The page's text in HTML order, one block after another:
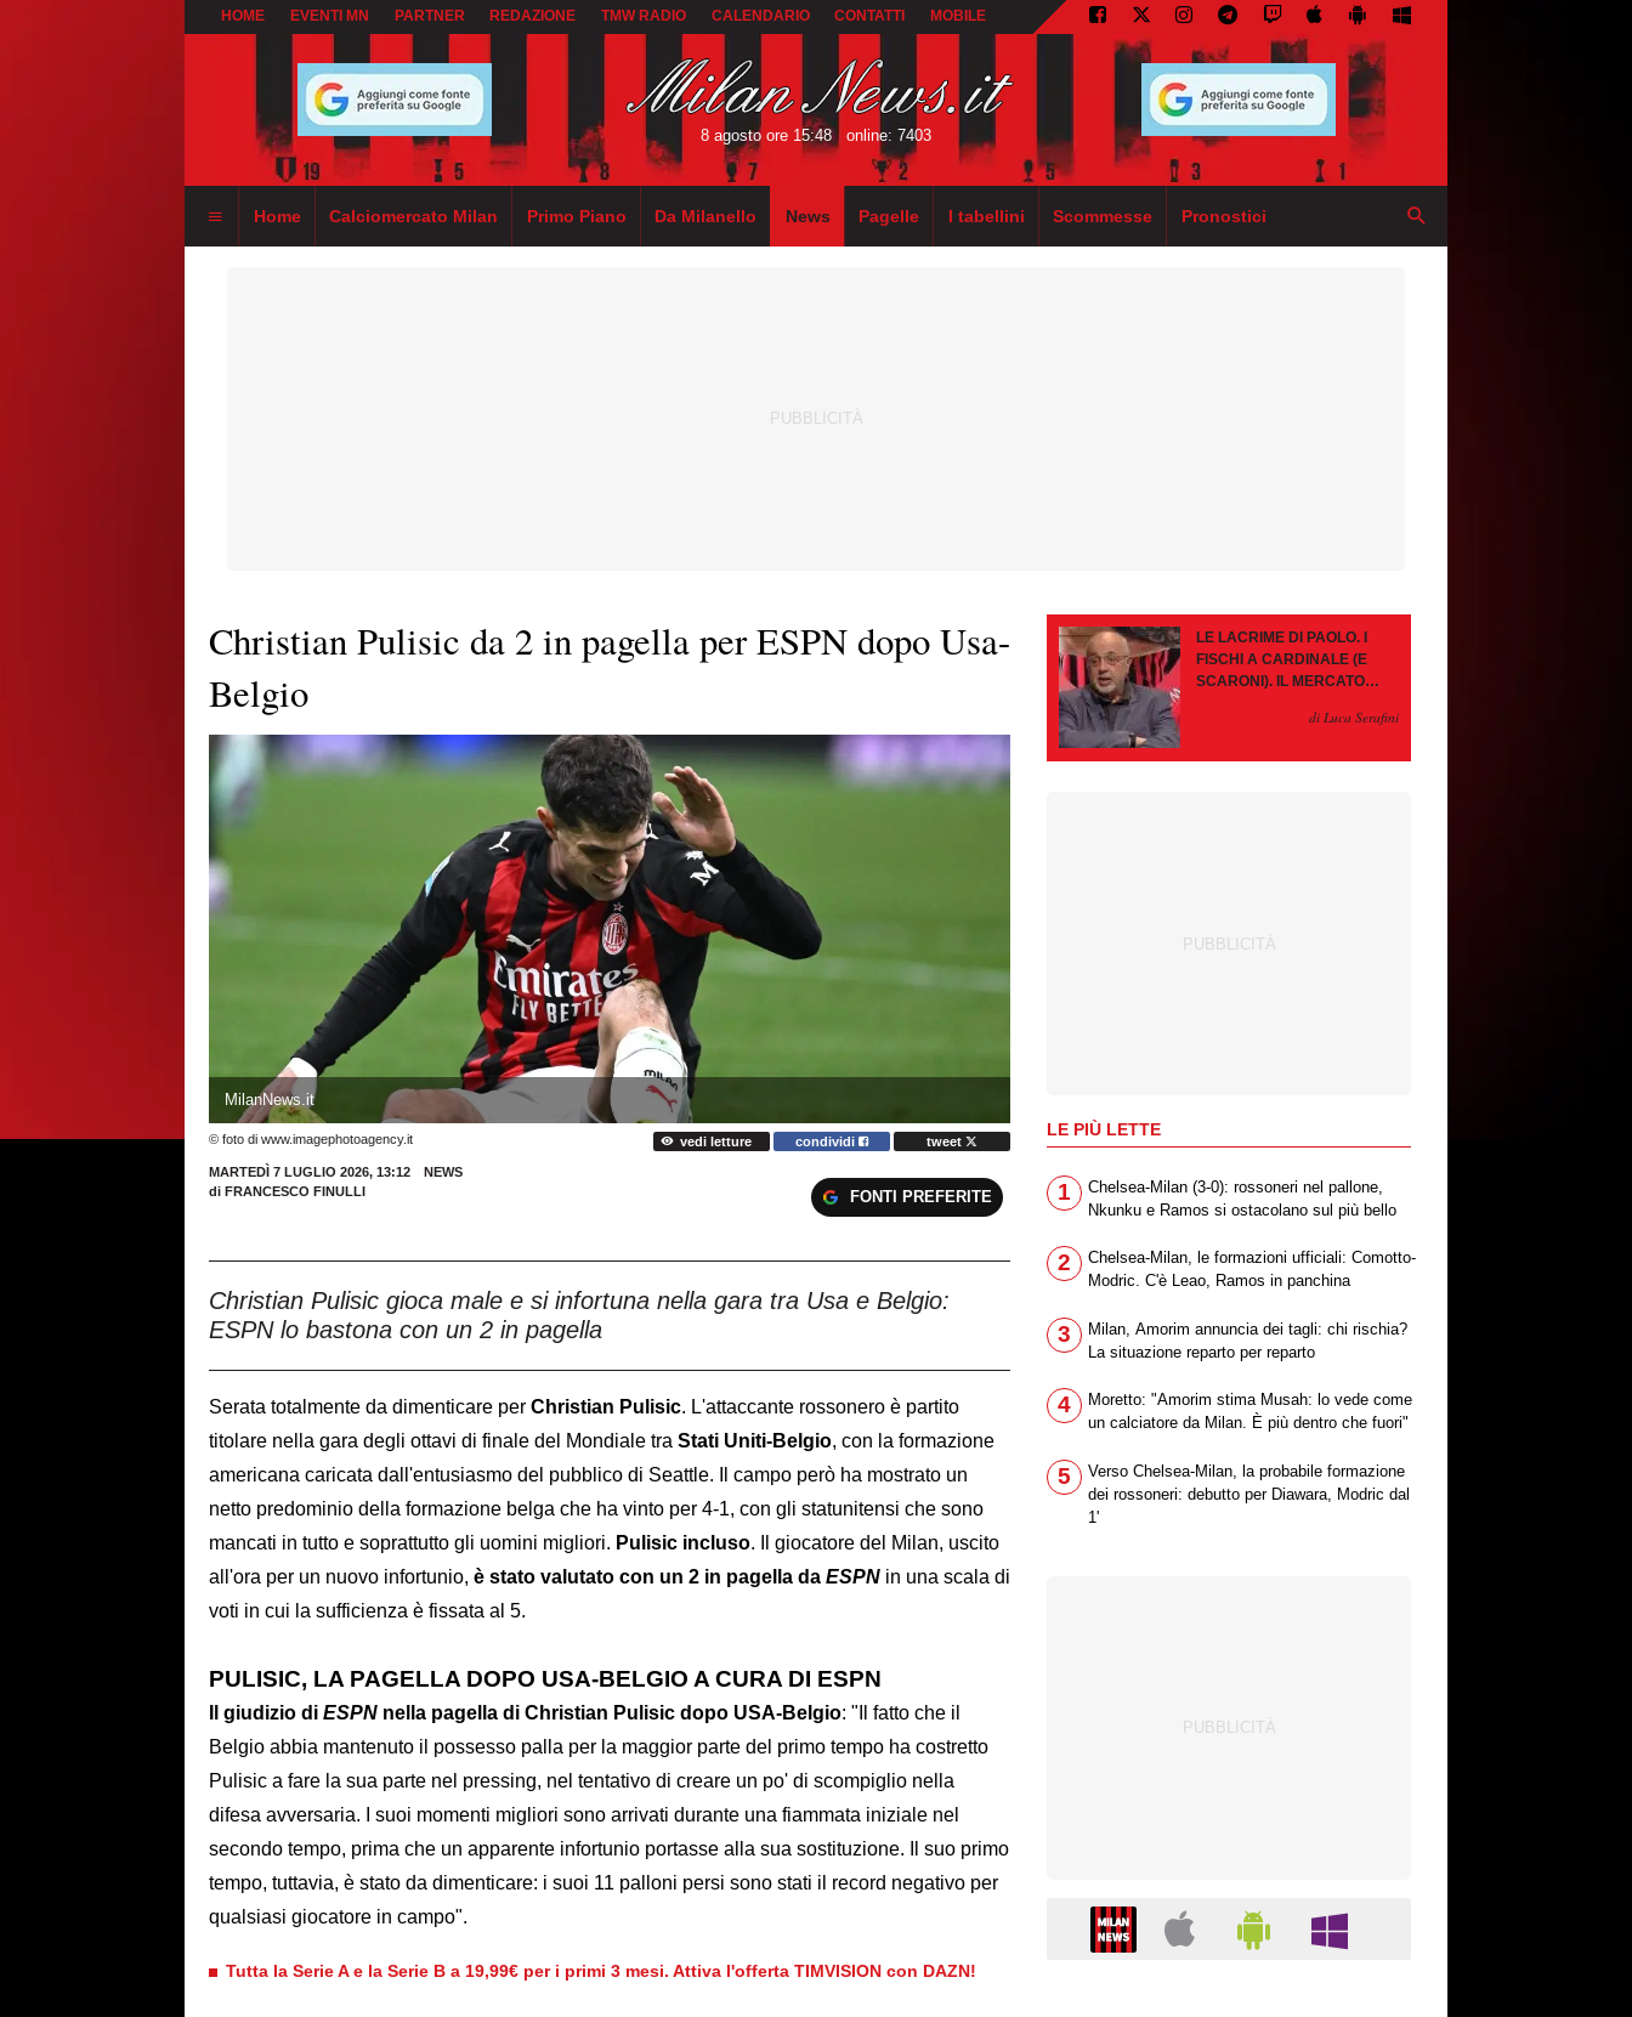
HOME EVENTI MN PARTNER REDAZIONE TMW RADIO CALENDARIO CONTATTI MOBILE
8 agosto ore 15:48 online: 7403
Home Calciomercato Milan Primo Piano Da Milanello News Pagelle I tabellini Scommesse Pronostici
Christian Pulisic da 2 in pagella per ESPN dopo Usa-
Belgio
MilanNews.it
© foto di www.imagephotoagency.it vedi letture condividi tweet
MARTEDÌ 7 LUGLIO 2026, 13:12
NEWS
di FRANCESCO FINULLI FONTI PREFERITE
Christian Pulisic gioca male e si infortuna nella gara tra Usa e Belgio:
ESPN lo bastona con un 2 in pagella
Serata totalmente da dimenticare per Christian Pulisic. L'attaccante rossonero è partito
titolare nella gara degli ottavi di finale del Mondiale tra Stati Uniti-Belgio, con la formazione
americana caricata dall'entusiasmo del pubblico di Seattle. Il campo però ha mostrato un
netto predominio della formazione belga che ha vinto per 4-1, con gli statunitensi che sono
mancati in tutto e soprattutto gli uomini migliori. Pulisic incluso. Il giocatore del Milan, uscito
all'ora per un nuovo infortunio, è stato valutato con un 2 in pagella da ESPN in una scala di
voti in cui la sufficienza è fissata al 5.
PULISIC, LA PAGELLA DOPO USA-BELGIO A CURA DI ESPN
Il giudizio di ESPN nella pagella di Christian Pulisic dopo USA-Belgio: "Il fatto che il
Belgio abbia mantenuto il possesso palla per la maggior parte del primo tempo ha costretto
Pulisic a fare la sua parte nel pressing, nel tentativo di creare un po' di scompiglio nella
difesa avversaria. I suoi momenti migliori sono arrivati durante una fiammata iniziale nel
secondo tempo, prima che un apparente infortunio portasse alla sua sostituzione. Il suo primo
tempo, tuttavia, è stato da dimenticare: i suoi 11 palloni persi sono stati il record negativo per
qualsiasi giocatore in campo".
Tutta la Serie A e la Serie B a 19,99€ per i primi 3 mesi. Attiva l'offerta TIMVISION con DAZN!
LE LACRIME DI PAOLO. I
FISCHI A CARDINALE (E
SCARONI). IL MERCATO
PAZIENZA, SE RESTA È
di Luca Serafini
LE PIÙ LETTE
1
Chelsea-Milan (3-0): rossoneri nel pallone,
Nkunku e Ramos si ostacolano sul più bello
2
Chelsea-Milan, le formazioni ufficiali: Comotto-
Modric. C'è Leao, Ramos in panchina
3
Milan, Amorim annuncia dei tagli: chi rischia?
La situazione reparto per reparto
4
Moretto: "Amorim stima Musah: lo vede come
un calciatore da Milan. È più dentro che fuori"
5
Verso Chelsea-Milan, la probabile formazione
dei rossoneri: debutto per Diawara, Modric dal
1'